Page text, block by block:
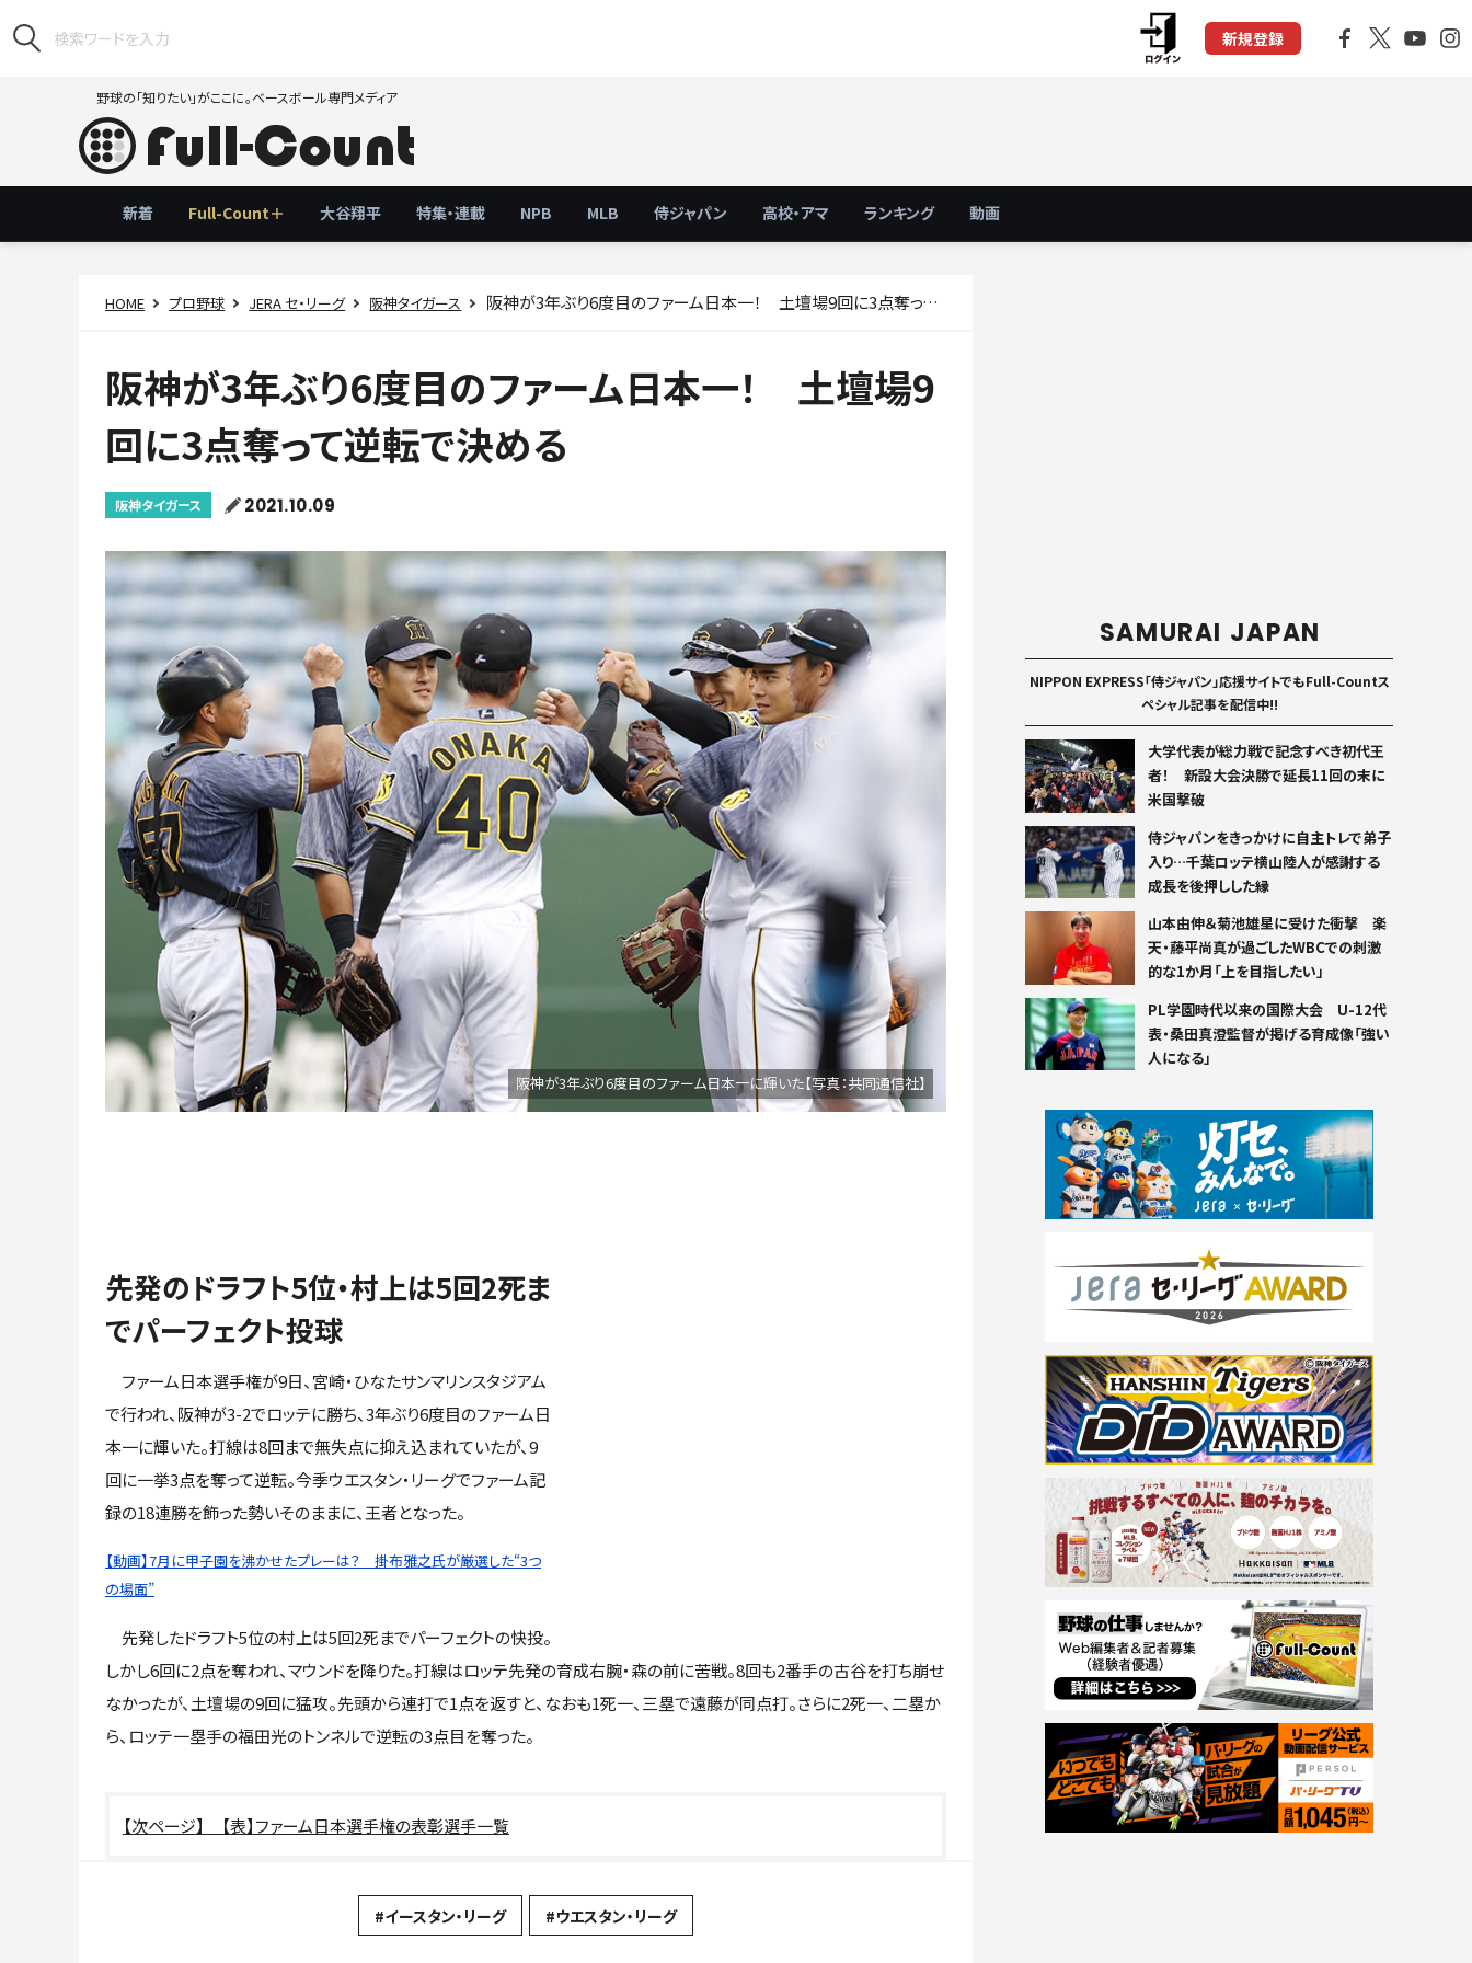
新規登録
野球の「知りたい」がここに。ベースボール専門メディア
新着 Full-Count＋ 大谷翔平 特集・連載 NPB MLB 侍ジャパン 高校・アマ ランキング 動画
HOME プロ野球 JERA セ・リーグ 阪神タイガース 阪神が3年ぶり6度目のファーム日本一！ 土壇場9回に3点奪って逆転で決める
阪神が3年ぶり6度目のファーム日本一！ 土壇場9
回に3点奪って逆転で決める
阪神タイガース 2021.10.09
阪神が3年ぶり6度目のファーム日本一に輝いた【写真：共同通信社】
先発のドラフト5位・村上は5回2死ま
でパーフェクト投球
ファーム日本選手権が9日、宮崎・ひなたサンマリンスタジアム
で行われ、阪神が3-2でロッテに勝ち、3年ぶり6度目のファーム日
本一に輝いた。打線は8回まで無失点に抑え込まれていたが、9
回に一挙3点を奪って逆転。今季ウエスタン・リーグでファーム記
録の18連勝を飾った勢いそのままに、王者となった。
【動画】7月に甲子園を沸かせたプレーは？ 掛布雅之氏が厳選した“3つ
の場面”
先発したドラフト5位の村上は5回2死までパーフェクトの快投。
しかし6回に2点を奪われ、マウンドを降りた。打線はロッテ先発の育成右腕・森の前に苦戦。8回も2番手の古谷を打ち崩せ
なかったが、土壇場の9回に猛攻。先頭から連打で1点を返すと、なおも1死一、三塁で遠藤が同点打。さらに2死一、二塁か
ら、ロッテ一塁手の福田光のトンネルで逆転の3点目を奪った。
【表】ファーム日本選手権の表彰選手一覧
#イースタン・リーグ #ウエスタン・リーグ
SAMURAI JAPAN
NIPPON EXPRESS「侍ジャパン」応援サイトでもFull-Countス
ペシャル記事を配信中!!
大学代表が総力戦で記念すべき初代王
者！ 新設大会決勝で延長11回の末に
米国撃破
侍ジャパンをきっかけに自主トレで弟子
入り…千葉ロッテ横山陸人が感謝する
成長を後押しした縁
山本由伸＆菊池雄星に受けた衝撃 楽
天・藤平尚真が過ごしたWBCでの刺激
的な1か月「上を目指したい」
PL学園時代以来の国際大会 U-12代
表・桑田真澄監督が掲げる育成像「強い
人になる」